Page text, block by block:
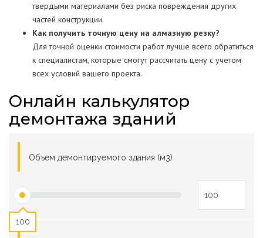
твердыми материалами без риска повреждения других
частей конструкции.
Как получить точную цену на алмазную резку?
Для точной оценки стоимости работ лучше всего обратиться
к специалистам, которые смогут рассчитать цену с учетом
всех условий вашего проекта.
Онлайн калькулятор
демонтажа зданий
Объем демонтируемого здания (м3)
100